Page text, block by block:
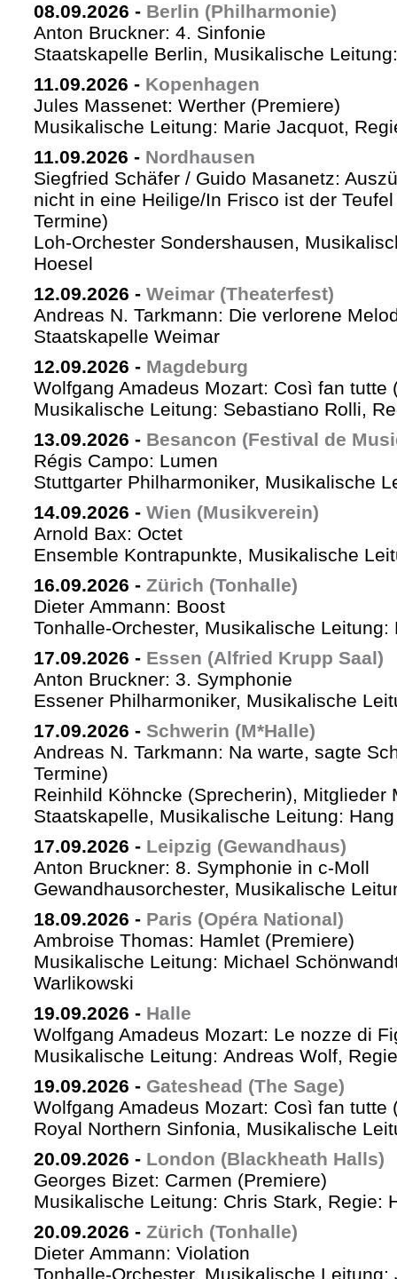
08.09.2026 - Berlin (Philharmonie)
Anton Bruckner: 4. Sinfonie
Staatskapelle Berlin, Musikalische
11.09.2026 - Kopenhagen
Jules Massenet: Werther (Premiere)
Musikalische Leitung: Marie Jacquot,
11.09.2026 - Nordhausen
Siegfried Schäfer / Guido Masanetz:
nicht in eine Heilige/In Frisco ist der
Termine)
Loh-Orchester Sondershausen,
Hoesel
12.09.2026 - Weimar (Theaterfest)
Andreas N. Tarkmann: Die verlorene
Staatskapelle Weimar
12.09.2026 - Magdeburg
Wolfgang Amadeus Mozart: Così fan tutte
Musikalische Leitung: Sebastiano Rolli,
13.09.2026 - Besancon (Festival de
Régis Campo: Lumen
Stuttgarter Philharmoniker, Musikalische
14.09.2026 - Wien (Musikverein)
Arnold Bax: Octet
Ensemble Kontrapunkte, Musikalische
16.09.2026 - Zürich (Tonhalle)
Dieter Ammann: Boost
Tonhalle-Orchester, Musikalische Leitung:
17.09.2026 - Essen (Alfried Krupp Saal)
Anton Bruckner: 3. Symphonie
Essener Philharmoniker, Musikalische
17.09.2026 - Schwerin (M*Halle)
Andreas N. Tarkmann: Na warte, sagte
Termine)
Reinhild Köhncke (Sprecherin), Mitglieder
Staatskapelle, Musikalische Leitung:
17.09.2026 - Leipzig (Gewandhaus)
Anton Bruckner: 8. Symphonie in c-Moll
Gewandhausorchester, Musikalische
18.09.2026 - Paris (Opéra National)
Ambroise Thomas: Hamlet (Premiere)
Musikalische Leitung: Michael
Warlikowski
19.09.2026 - Halle
Wolfgang Amadeus Mozart: Le nozze di
Musikalische Leitung: Andreas Wolf,
19.09.2026 - Gateshead (The Sage)
Wolfgang Amadeus Mozart: Così fan tutte
Royal Northern Sinfonia, Musikalische
20.09.2026 - London (Blackheath Halls)
Georges Bizet: Carmen (Premiere)
Musikalische Leitung: Chris Stark, Regie:
20.09.2026 - Zürich (Tonhalle)
Dieter Ammann: Violation
Tonhalle-Orchester, Musikalische Leitung: